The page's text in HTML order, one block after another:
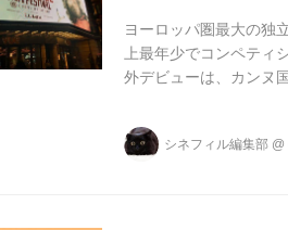
ヨーロッパ圏最大の独
上最年少でコンペティ
外デビューは、カンヌ
ない生の海外の映画祭
では監督と同年代で『
シネフィル編集部 @